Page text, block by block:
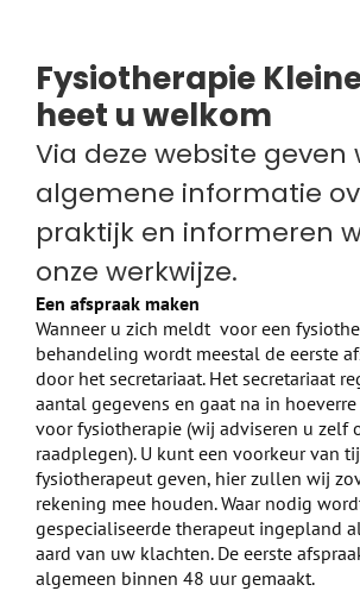
Fysiotherapie
heet u welkom
Via deze website geven
algemene informatie
praktijk en informeren
onze werkwijze.
Een afspraak maken
Wanneer u zich meldt voor een
behandeling wordt meestal de eerste
door het secretariaat. Het secretariaat
aantal gegevens en gaat na in
voor fysiotherapie (wij adviseren u zelf
raadplegen). U kunt een voorkeur van
fysiotherapeut geven, hier zullen wij
rekening mee houden. Waar nodig
gespecialiseerde therapeut ingepland
aard van uw klachten. De eerste
algemeen binnen 48 uur gemaakt.